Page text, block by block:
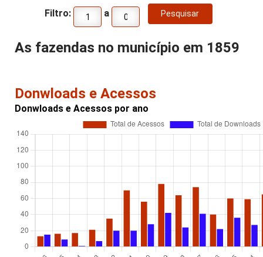
Filtro: a
As fazendas no município em 1859
Donwloads e Acessos
Donwloads e Acessos por ano